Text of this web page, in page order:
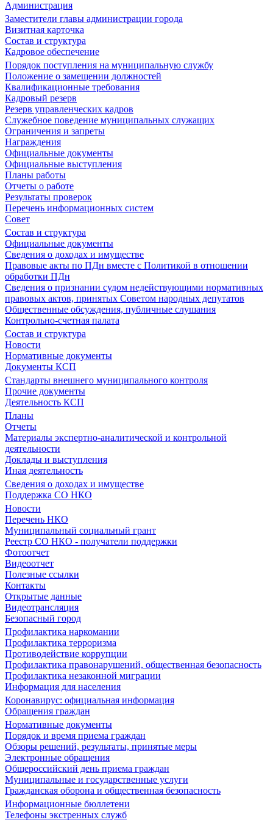
Администрация
Заместители главы администрации города
Визитная карточка
Состав и структура
Кадровое обеспечение
Порядок поступления на муниципальную службу
Положение о замещении должностей
Квалификационные требования
Кадровый резерв
Резерв управленческих кадров
Служебное поведение муниципальных служащих
Ограничения и запреты
Награждения
Официальные документы
Официальные выступления
Планы работы
Отчеты о работе
Результаты проверок
Перечень информационных систем
Совет
Состав и структура
Официальные документы
Сведения о доходах и имуществе
Правовые акты по ПДн вместе с Политикой в отношении
обработки ПДн
Сведения о признании судом недействующими нормативных
правовых актов, принятых Советом народных депутатов
Общественные обсуждения, публичные слушания
Контрольно-счетная палата
Состав и структура
Новости
Нормативные документы
Документы КСП
Стандарты внешнего муниципального контроля
Прочие документы
Деятельность КСП
Планы
Отчеты
Материалы экспертно-аналитической и контрольной
деятельности
Доклады и выступления
Иная деятельность
Сведения о доходах и имуществе
Поддержка СО НКО
Новости
Перечень НКО
Муниципальный социальный грант
Реестр СО НКО - получатели поддержки
Фотоотчет
Видеоотчет
Полезные ссылки
Контакты
Открытые данные
Видеотрансляция
Безопасный город
Профилактика наркомании
Профилактика терроризма
Противодействие коррупции
Профилактика правонарушений, общественная безопасность
Профилактика незаконной миграции
Информация для населения
Коронавирус: официальная информация
Обращения граждан
Нормативные документы
Порядок и время приема граждан
Обзоры решений, результаты, принятые меры
Электронные обращения
Общероссийский день приема граждан
Муниципальные и государственные услуги
Гражданская оборона и общественная безопасность
Информационные бюллетени
Телефоны экстренных служб